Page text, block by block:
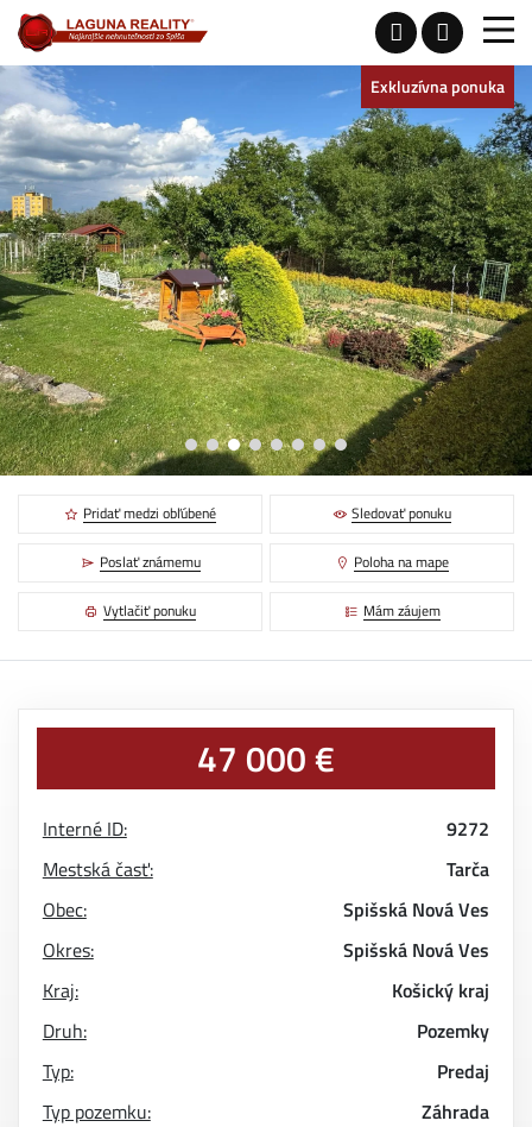
Exkluzívna ponuka
Pridať medzi obľúbené Sledovať ponuku
Poslať známemu Poloha na mape
Vytlačiť ponuku Mám záujem
47 000 €
Interné ID:
9272
Mestská časť:
Tarča
Obec:
Spišská Nová Ves
Okres:
Spišská Nová Ves
Kraj:
Košický kraj
Druh:
Pozemky
Typ:
Predaj
Typ pozemku:
Záhrada